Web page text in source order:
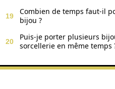
Combien de temps faut-il
bijou ?
Puis-je porter plusieurs
sorcellerie en même temps